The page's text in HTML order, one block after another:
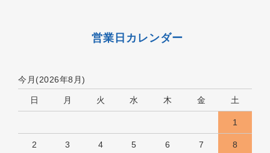
営業日カレンダー
今月(2026年8月)
日 月 火 水 木 金 土
1
2 3 4 5 6 7 8